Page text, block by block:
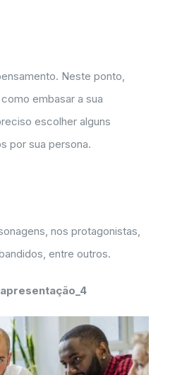
Neste ponto,
embasar a sua
escolher alguns
por sua persona.
nos protagonistas,
entre outros.